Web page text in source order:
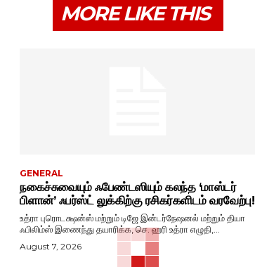
MORE LIKE THIS
GENERAL
நகைச்சுவையும் ஃபேண்டஸியும் கலந்த ‘மாஸ்டர்
பிளான்’ ஃபர்ஸ்ட் லுக்கிற்கு ரசிகர்களிடம் வரவேற்பு!
உத்ரா புரொடக்ஷன்ஸ் மற்றும் டிஜே இன்டர்நேஷனல் மற்றும் தியா
ஃபிலிம்ஸ் இணைந்து தயாரிக்க, செ. ஹரி உத்ரா எழுதி,...
August 7, 2026